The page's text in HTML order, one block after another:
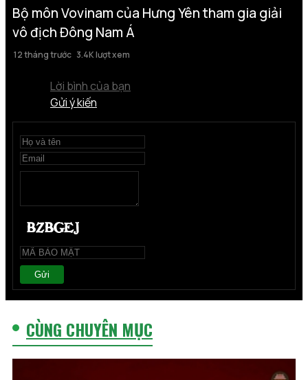
Bộ môn Vovinam của Hưng Yên tham gia giải
vô địch Đông Nam Á
12 tháng trước 3.4K lượt xem
Lời bình của bạn
Gửi ý kiến
Gửi
CÙNG CHUYÊN MỤC